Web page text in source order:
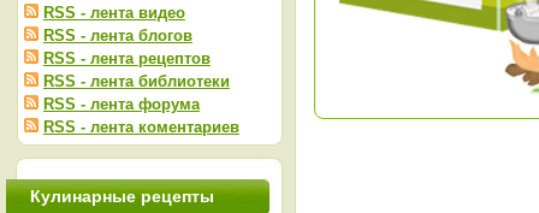
RSS - лента видео
RSS - лента блогов
RSS - лента рецептов
RSS - лента библиотеки
RSS - лента форума
RSS - лента коментариев
Кулинарные рецепты